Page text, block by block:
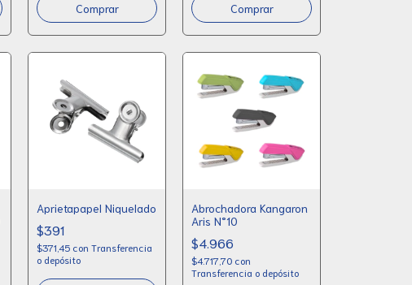
Aprietapapel Niquelado
$391
$371,45 con Transferencia
o depósito
Abrochadora Kangaron
Aris N°10
$4.966
$4.717,70 con
Transferencia o depósito